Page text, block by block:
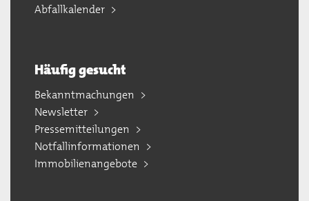
Abfallkalender
Häufig gesucht
Bekanntmachungen
Newsletter
Pressemitteilungen
Notfallinformationen
Immobilienangebote